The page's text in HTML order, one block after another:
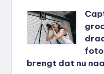
brengt dat nu